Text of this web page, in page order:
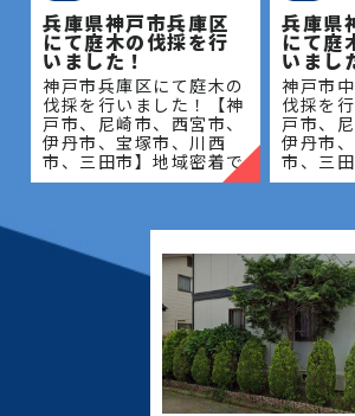
兵庫県神戸市兵庫区
にて庭木の伐採を行
いました！
神戸市兵庫区にて庭木の
伐採を行いました！【神
戸市、尼崎市、西宮市、
伊丹市、宝塚市、川西
市、三田市】地域密着で
伐採・抜根・剪定・草刈
当社にご相談ください！
当社
兵庫県
にて庭
いまし
神戸市
伐採を
戸市、
伊丹市
市、三
伐採・
当社に
当社